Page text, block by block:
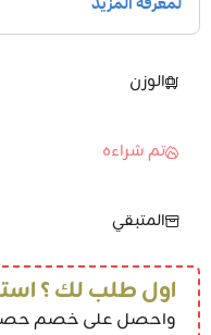
الوزن
تم شراءه
المتبقي
اول طلب لك ؟
واحصل على خصم